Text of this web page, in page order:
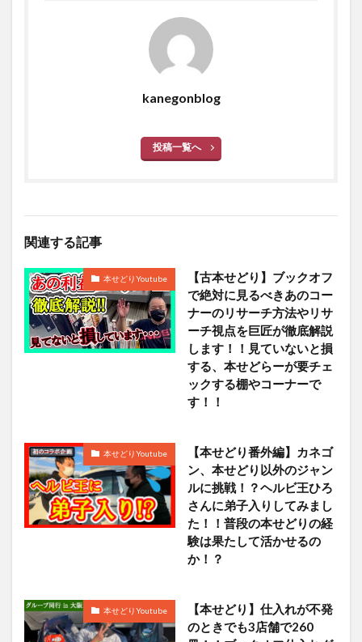
kanegonblog
投稿一覧へ
関連する記事
本せどりYoutube
【古本せどり】ブックオフ
で絶対に見るべきあのコー
ナーのリサーチ方法やリサ
ーチ視点を巨匠が徹底解説
します！！見ていないと損
する、本せどらーが要チェ
ックする棚やコーナーで
す！！
本せどりYoutube
【本せどり番外編】カネゴ
ン、本せどり以外のジャン
ルに挑戦！？ヘルビ王ひろ
さんに弟子入りしてみまし
た！！普段の本せどりの経
験は果たして活かせるの
か！？
本せどりYoutube
【本せどり】仕入れが不発
のときでも3店舗で260